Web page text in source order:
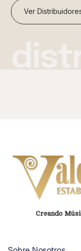
Ver
Creando